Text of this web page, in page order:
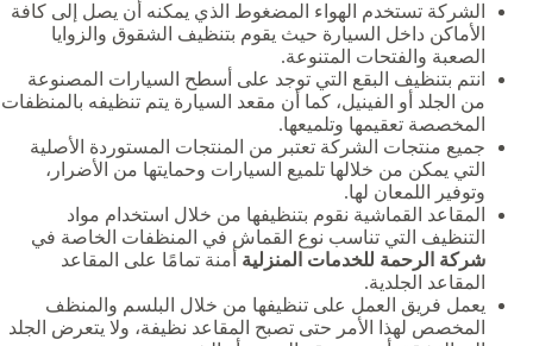
الشركة تستخدم الهواء المضغوط الذي يمكنه أن يصل إلى كافة
الأماكن داخل السيارة حيث يقوم بتنظيف الشقوق والزوايا
الصعبة والفتحات المتنوعة.
انتم بتنظيف البقع التي توجد على أسطح السيارات المصنوعة
من الجلد أو الفينيل، كما أن مقعد السيارة يتم تنظيفه بالمنظفات
المخصصة تعقيمها وتلميعها.
جميع منتجات الشركة تعتبر من المنتجات المستوردة الأصلية
التي يمكن من خلالها تلميع السيارات وحمايتها من الأضرار،
وتوفير اللمعان لها.
المقاعد القماشية نقوم بتنظيفها من خلال استخدام مواد
التنظيف التي تناسب نوع القماش في المنظفات الخاصة في
شركة الرحمة للخدمات المنزلية أمنة تمامًا على المقاعد
المقاعد الجلدية.
يعمل فريق العمل على تنظيفها من خلال البلسم والمنظف
المخصص لهذا الأمر حتى تصبح المقاعد نظيفة، ولا يتعرض الجلد